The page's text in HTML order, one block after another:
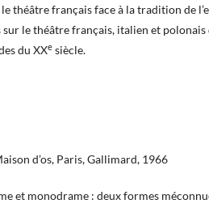
théâtre français face à la tradition de
le théâtre français, italien et polonais
du XXe siècle.
d’os, Paris, Gallimard, 1966
et monodrame : deux formes